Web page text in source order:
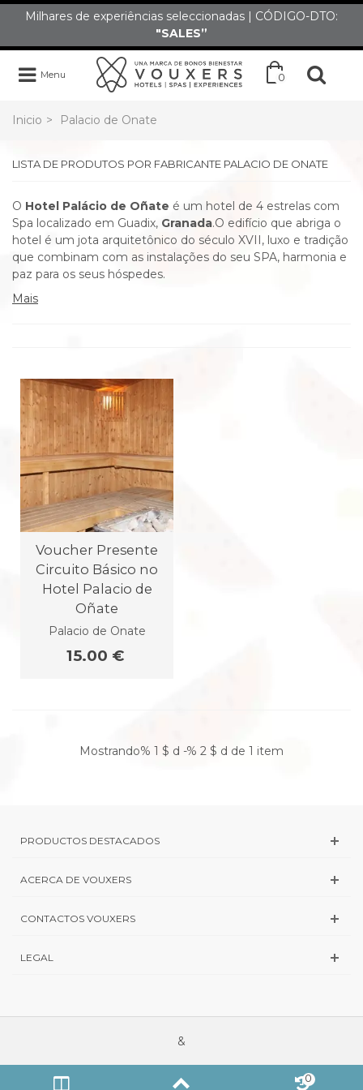
Milhares de experiências seleccionadas | CÓDIGO-DTO:
"SALES”
Menu 0
Inicio > Palacio de Onate
LISTA DE PRODUTOS POR FABRICANTE PALACIO DE ONATE
O Hotel Palácio de Oñate é um hotel de 4 estrelas com
Spa localizado em Guadix, Granada.O edifício que abriga o
hotel é um jota arquitetônico do século XVII, luxo e tradição
que combinam com as instalações do seu SPA, harmonia e
paz para os seus hóspedes.
Mais
Voucher Presente
Circuito Básico no
Hotel Palacio de
Oñate
Palacio de Onate
15.00 €
Mostrando% 1 $ d -% 2 $ d de 1 item
PRODUCTOS DESTACADOS
ACERCA DE VOUXERS
CONTACTOS VOUXERS
LEGAL
&
0